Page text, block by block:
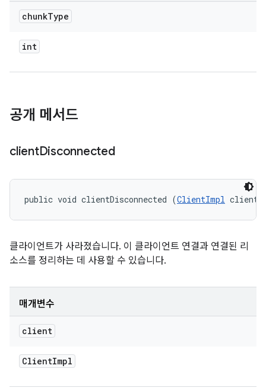
chunkType
int
공개 메서드
clientDisconnected
public void clientDisconnected (ClientImpl client)
클라이언트가 사라졌습니다. 이 클라이언트 연결과 연결된 리
소스를 정리하는 데 사용할 수 있습니다.
매개변수
client
ClientImpl